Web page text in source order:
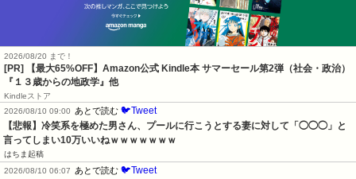
2026/08/20 まで！
[PR]
【最大65%OFF】Amazon公式 Kindle本 サマーセール第2弾（社会・政治）
『１３歳からの地政学』他
Kindleストア
2026/08/10 09:00
あとで読む 🐦Tweet
【悲報】冷笑系を極めた男さん、プールに行こうとする妻に対して「◯◯◯」と
言ってしまい10万いいねｗｗｗｗｗｗｗ
はちま起稿
2026/08/10 06:07
あとで読む 🐦Tweet